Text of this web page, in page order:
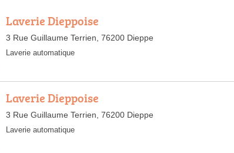
Laverie Dieppoise
3 Rue Guillaume Terrien, 76200 Dieppe
Laverie automatique
Laverie Dieppoise
3 Rue Guillaume Terrien, 76200 Dieppe
Laverie automatique